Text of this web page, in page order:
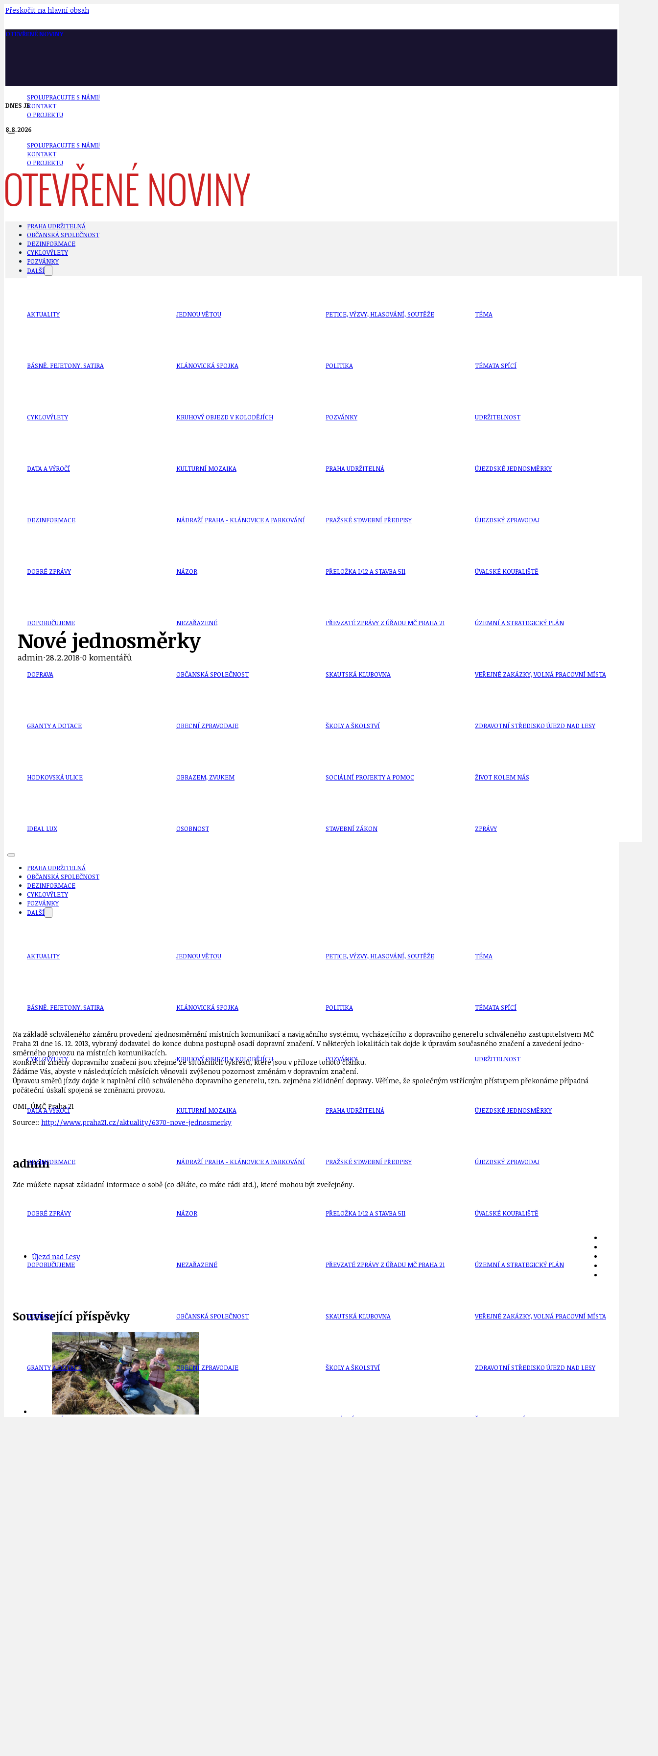
Přeskočit na hlavní obsah
OTEVŘENÉ NOVINY
SPOLUPRACUJTE S NÁMI!
KONTAKT
O PROJEKTU
SPOLUPRACUJTE S NÁMI!
KONTAKT
O PROJEKTU
DNES JE
8.8.2026
PRAHA UDRŽITELNÁ
OBČANSKÁ SPOLEČNOST
DEZINFORMACE
CYKLOVÝLETY
POZVÁNKY
DALŠÍ
AKTUALITY
BÁSNĚ. FEJETONY. SATIRA
CYKLOVÝLETY
DATA A VÝROČÍ
DEZINFORMACE
DOBRÉ ZPRÁVY
DOPORUČUJEME
DOPRAVA
GRANTY A DOTACE
HODKOVSKÁ ULICE
IDEAL LUX
JEDNOU VĚTOU
KLÁNOVICKÁ SPOJKA
KRUHOVÝ OBJEZD V KOLODĚJÍCH
KULTURNÍ MOZAIKA
NÁDRAŽÍ PRAHA - KLÁNOVICE A PARKOVÁNÍ
NÁZOR
NEZAŘAZENÉ
OBČANSKÁ SPOLEČNOST
OBECNÍ ZPRAVODAJE
OBRAZEM, ZVUKEM
OSOBNOST
PETICE, VÝZVY, HLASOVÁNÍ, SOUTĚŽE
POLITIKA
POZVÁNKY
PRAHA UDRŽITELNÁ
PRAŽSKÉ STAVEBNÍ PŘEDPISY
PŘELOŽKA I/12 A STAVBA 511
PŘEVZATÉ ZPRÁVY Z ÚŘADU MČ PRAHA 21
SKAUTSKÁ KLUBOVNA
ŠKOLY A ŠKOLSTVÍ
SOCIÁLNÍ PROJEKTY A POMOC
STAVEBNÍ ZÁKON
TÉMA
TÉMATA SPÍCÍ
UDRŽITELNOST
ÚJEZDSKÉ JEDNOSMĚRKY
ÚJEZDSKÝ ZPRAVODAJ
ÚVALSKÉ KOUPALIŠTĚ
ÚZEMNÍ A STRATEGICKÝ PLÁN
VEŘEJNÉ ZAKÁZKY, VOLNÁ PRACOVNÍ MÍSTA
ZDRAVOTNÍ STŘEDISKO ÚJEZD NAD LESY
ŽIVOT KOLEM NÁS
ZPRÁVY
PRAHA UDRŽITELNÁ
OBČANSKÁ SPOLEČNOST
DEZINFORMACE
CYKLOVÝLETY
POZVÁNKY
DALŠÍ
AKTUALITY
BÁSNĚ. FEJETONY. SATIRA
CYKLOVÝLETY
DATA A VÝROČÍ
DEZINFORMACE
DOBRÉ ZPRÁVY
DOPORUČUJEME
DOPRAVA
GRANTY A DOTACE
HODKOVSKÁ ULICE
JEDNOU VĚTOU
KLÁNOVICKÁ SPOJKA
KRUHOVÝ OBJEZD V KOLODĚJÍCH
KULTURNÍ MOZAIKA
NÁDRAŽÍ PRAHA - KLÁNOVICE A PARKOVÁNÍ
NÁZOR
NEZAŘAZENÉ
OBČANSKÁ SPOLEČNOST
OBECNÍ ZPRAVODAJE
PETICE, VÝZVY, HLASOVÁNÍ, SOUTĚŽE
POLITIKA
POZVÁNKY
PRAHA UDRŽITELNÁ
PRAŽSKÉ STAVEBNÍ PŘEDPISY
PŘELOŽKA I/12 A STAVBA 511
PŘEVZATÉ ZPRÁVY Z ÚŘADU MČ PRAHA 21
SKAUTSKÁ KLUBOVNA
ŠKOLY A ŠKOLSTVÍ
SOCIÁLNÍ PROJEKTY A POMOC
TÉMA
TÉMATA SPÍCÍ
UDRŽITELNOST
ÚJEZDSKÉ JEDNOSMĚRKY
ÚJEZDSKÝ ZPRAVODAJ
ÚVALSKÉ KOUPALIŠTĚ
ÚZEMNÍ A STRATEGICKÝ PLÁN
VEŘEJNÉ ZAKÁZKY, VOLNÁ PRACOVNÍ MÍSTA
ZDRAVOTNÍ STŘEDISKO ÚJEZD NAD LESY
ŽIVOT KOLEM NÁS
Nové jednosměrky
admin·28.2.2018·0 komentářů
Na základě schváleného záměru prove­dení zjednosměrnění místních komuni­kací a navigačního systému, vycházející­ho z dopravního generelu schváleného zastupitelstvem MČ
Praha 21 dne 16. 12. 2013, vybraný dodavatel do konce dubna po­stupně osadí dopravní značení. V ně­kterých lokalitách tak dojde k úpravám současného značení a zavedení jedno­
směrného provozu na místních komunikacích.
Konkrétní změny dopravního značení jsou zřejmé ze situačních výkresů, které jsou v příloze tohoto článku.
Žádáme Vás, abyste v následujících měsících věnovali zvýšenou pozornost změnám v dopravním značení.
Úpravou směrů jízdy dojde k naplnění cílů schváleného dopravního generelu, tzn. zejména zklidnění dopravy. Věříme, že společným vstřícným pří­stupem překonáme případná
počáteční úskalí spojená se změnami provozu.
OMI, ÚMČ Praha 21
Source:: http://www.praha21.cz/aktuality/6370-nove-jednosmerky
admin
Zde můžete napsat základní informace o sobě (co děláte, co máte rádi atd.), které mohou být zveřejněny.
Újezd nad Lesy
Související příspěvky